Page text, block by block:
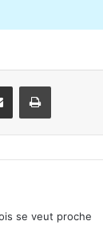
se veut proche